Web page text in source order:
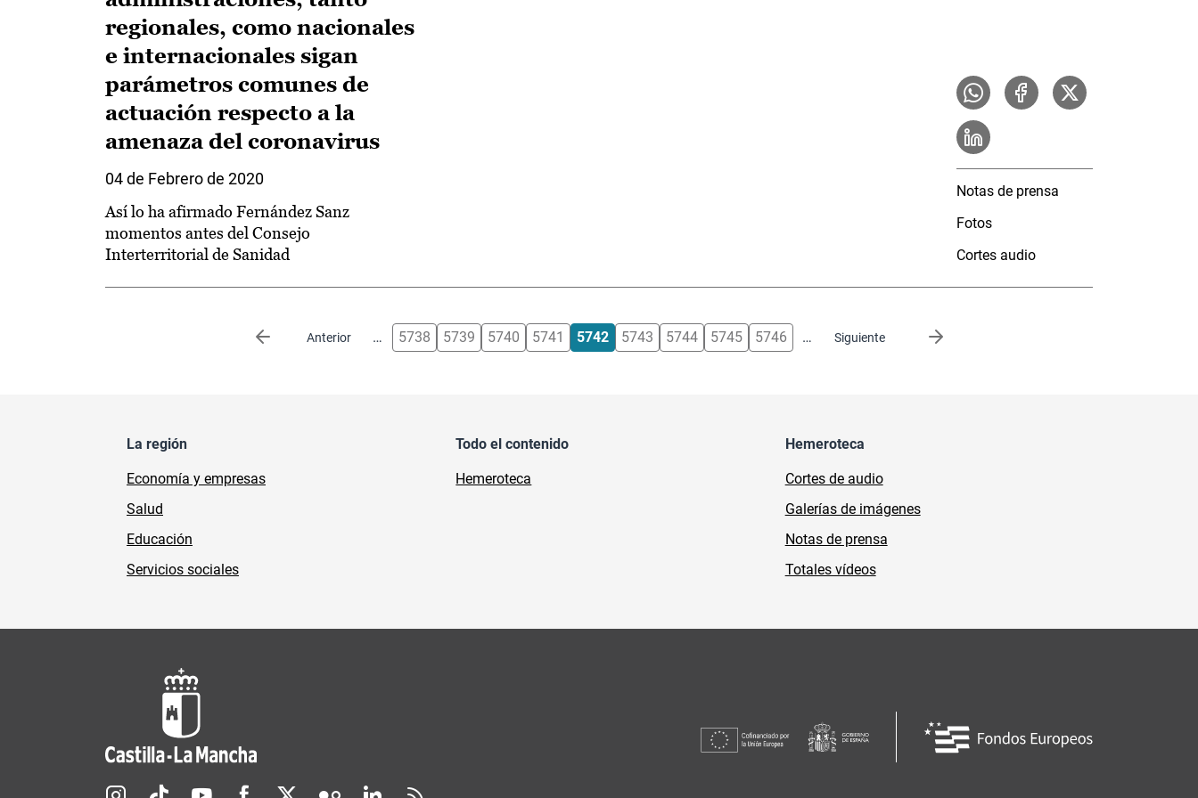
regionales, como nacionales
e internacionales sigan
parámetros comunes de
actuación respecto a la
amenaza del coronavirus
04 de Febrero de 2020
Así lo ha afirmado Fernández Sanz
momentos antes del Consejo
Interterritorial de Sanidad
Notas de prensa
Fotos
Cortes audio
Anterior
Página anterior … 5738 5739 5740 5741 5742 5743 5744 5745 5746 … Siguiente
Siguiente página
La región
Economía y empresas
Salud
Educación
Servicios sociales
Todo el contenido
Hemeroteca
Hemeroteca
Cortes de audio
Galerías de imágenes
Notas de prensa
Totales vídeos